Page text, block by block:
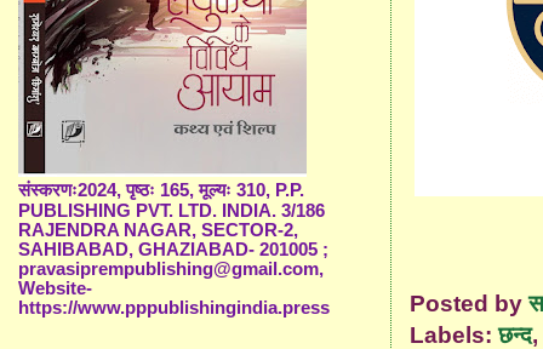
Posted by
Labels:छन्द
संस्करणः2024, पृष्ठः 165, मूल्यः 310, P.P.
PUBLISHING PVT. LTD. INDIA. 3/186
RAJENDRA NAGAR, SECTOR-2,
SAHIBABAD, GHAZIABAD- 201005 ;
pravasiprempublishing@gmail.com,
Website-
https://www.pppublishingindia.press